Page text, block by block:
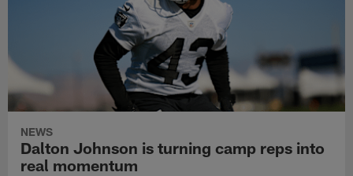
NEWS
Dalton Johnson is turning camp reps into
real momentum